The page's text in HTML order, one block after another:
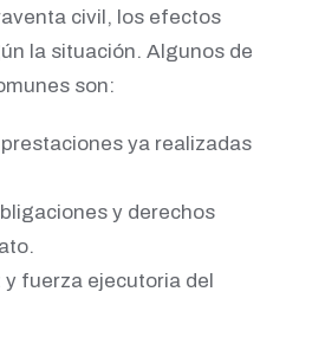
civil, los efectos
la situación. Algunos de
son:
ya realizadas
y derechos
y fuerza ejecutoria del